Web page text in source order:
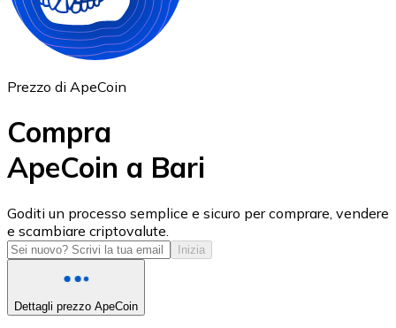
USD Coin
USDC
Prezzo di ApeCoin
Compra
ApeCoin a Bari
Goditi un processo semplice e sicuro per comprare, vendere
e scambiare criptovalute.
Inizia
Dettagli prezzo ApeCoin